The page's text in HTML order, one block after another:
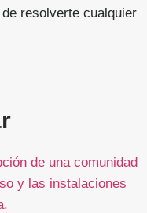
resolverte cualquier